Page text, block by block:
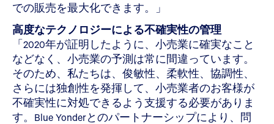
での販売を最大化できます。」
高度なテクノロジーによる不確実性の管理
「2020年が証明したように、小売業に確実なこと
などなく、小売業の予測は常に間違っています。
そのため、私たちは、俊敏性、柔軟性、協調性、
さらには独創性を発揮して、小売業者のお客様が
不確実性に対処できるよう支援する必要がありま
す。Blue Yonderとのパートナーシップにより、問